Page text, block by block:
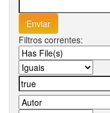
Filtros correntes: